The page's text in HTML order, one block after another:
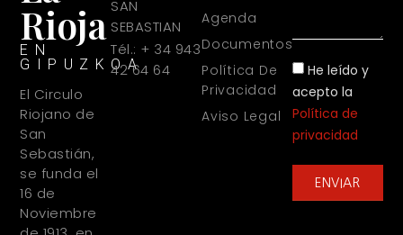
Rioja
EN
GIPUZKOA
El Circulo
Riojano de
San
Sebastián,
se funda el
16 de
Noviembre
SAN
SEBASTIAN
Tél.: + 34 943
42 64 64
Agenda
Documentos
Política De
Privacidad
Aviso Legal
He leído y
acepto la
Política de
privacidad
ENVIAR